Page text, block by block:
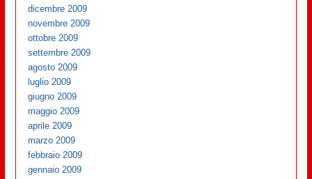
dicembre 2009
novembre 2009
ottobre 2009
settembre 2009
agosto 2009
luglio 2009
giugno 2009
maggio 2009
aprile 2009
marzo 2009
febbraio 2009
gennaio 2009